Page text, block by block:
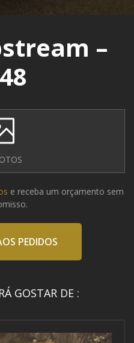
–
e receba um orçamento sem
PEDIDOS
GOSTAR DE :